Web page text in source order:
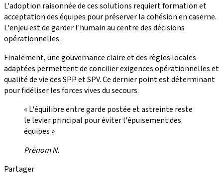
L'adoption raisonnée de ces solutions requiert formation et
acceptation des équipes pour préserver la cohésion en caserne.
L'enjeu est de garder l'humain au centre des décisions
opérationnelles.
Finalement, une gouvernance claire et des règles locales
adaptées permettent de concilier exigences opérationnelles et
qualité de vie des SPP et SPV. Ce dernier point est déterminant
pour fidéliser les forces vives du secours.
« L'équilibre entre garde postée et astreinte reste
le levier principal pour éviter l'épuisement des
équipes »
Prénom N.
Partager